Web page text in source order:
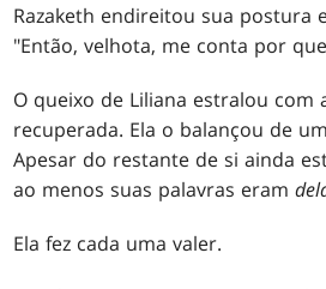
Razaketh endireitou sua postura
"Então, velhota, me conta por
O queixo de Liliana estralou com
recuperada. Ela o balançou de
Apesar do restante de si ainda
ao menos suas palavras eram
Ela fez cada uma valer.